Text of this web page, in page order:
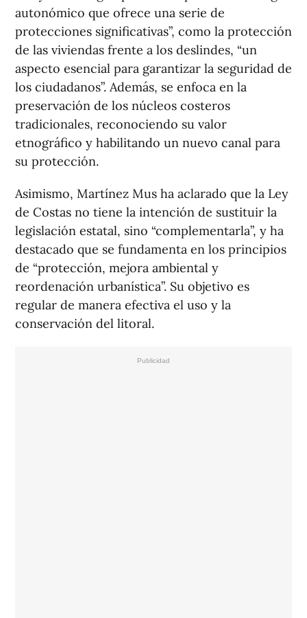
autonómico que ofrece una serie de
protecciones significativas”, como la protección
de las viviendas frente a los deslindes, “un
aspecto esencial para garantizar la seguridad de
los ciudadanos”. Además, se enfoca en la
preservación de los núcleos costeros
tradicionales, reconociendo su valor
etnográfico y habilitando un nuevo canal para
su protección.
Asimismo, Martínez Mus ha aclarado que la Ley
de Costas no tiene la intención de sustituir la
legislación estatal, sino “complementarla”, y ha
destacado que se fundamenta en los principios
de “protección, mejora ambiental y
reordenación urbanística”. Su objetivo es
regular de manera efectiva el uso y la
conservación del litoral.